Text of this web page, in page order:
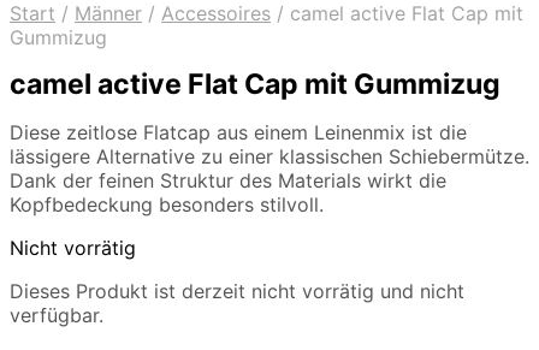
Start / Männer / Accessoires / camel active Flat Cap mit
Gummizug
camel active Flat Cap mit Gummizug
Diese zeitlose Flatcap aus einem Leinenmix ist die
lässigere Alternative zu einer klassischen Schiebermütze.
Dank der feinen Struktur des Materials wirkt die
Kopfbedeckung besonders stilvoll.
Nicht vorrätig
Dieses Produkt ist derzeit nicht vorrätig und nicht
verfügbar.